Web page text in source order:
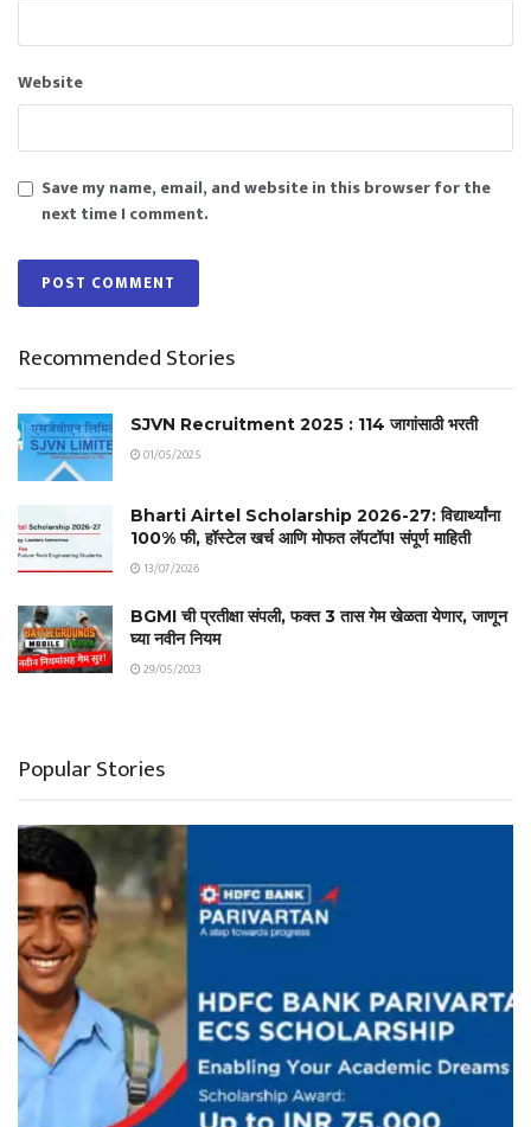
Website
Save my name, email, and website in this browser for the
next time I comment.
Recommended Stories
SJVN Recruitment 2025 : 114 जागांसाठी भरती
01/05/2025
Bharti Airtel Scholarship 2026-27: विद्यार्थ्यांना
100% फी, हॉस्टेल खर्च आणि मोफत लॅपटॉप! संपूर्ण माहिती
13/07/2026
BGMI ची प्रतीक्षा संपली, फक्त 3 तास गेम खेळता येणार, जाणून
घ्या नवीन नियम
29/05/2023
Popular Stories